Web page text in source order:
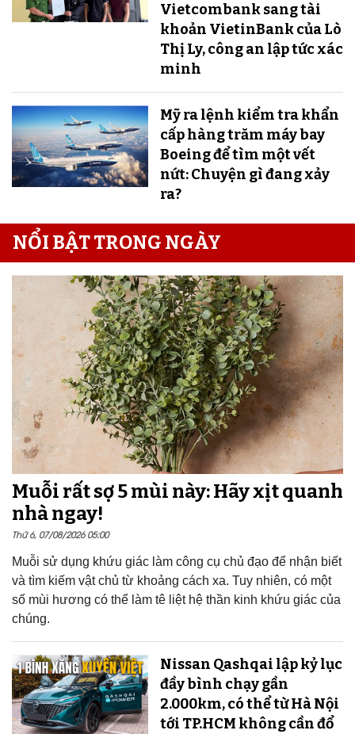
Vietcombank sang tài
khoản VietinBank của Lò
Thị Ly, công an lập tức xác
minh
Mỹ ra lệnh kiểm tra khẩn
cấp hàng trăm máy bay
Boeing để tìm một vết
nứt: Chuyện gì đang xảy
ra?
NỔI BẬT TRONG NGÀY
Muỗi rất sợ 5 mùi này: Hãy xịt quanh
nhà ngay!
Thứ 6, 07/08/2026 05:00
Muỗi sử dụng khứu giác làm công cụ chủ đạo để nhận biết
và tìm kiếm vật chủ từ khoảng cách xa. Tuy nhiên, có một
số mùi hương có thể làm tê liệt hệ thần kinh khứu giác của
chúng.
Nissan Qashqai lập kỷ lục
đầy bình chạy gần
2.000km, có thể từ Hà Nội
tới TP.HCM không cần đổ